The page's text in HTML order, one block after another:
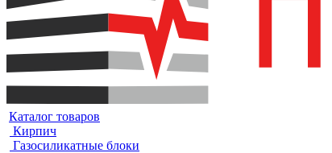
Каталог товаров
Кирпич
Газосиликатные блоки